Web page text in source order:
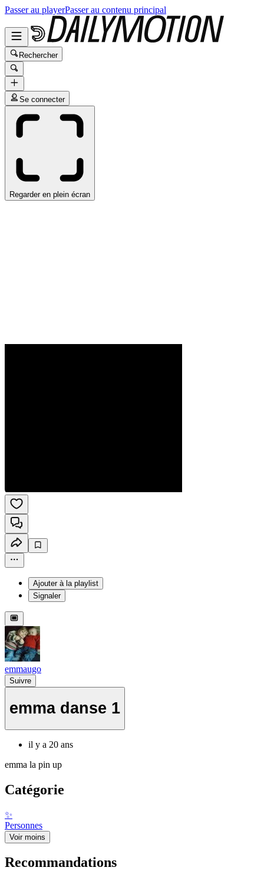
Passer au playerPasser au contenu principal
Rechercher
Se connecter
Regarder en plein écran
Ajouter à la playlist
Signaler
emmaugo
Suivre
emma danse 1
il y a 20 ans
emma la pin up
Catégorie
✨
Personnes
Voir moins
Recommandations